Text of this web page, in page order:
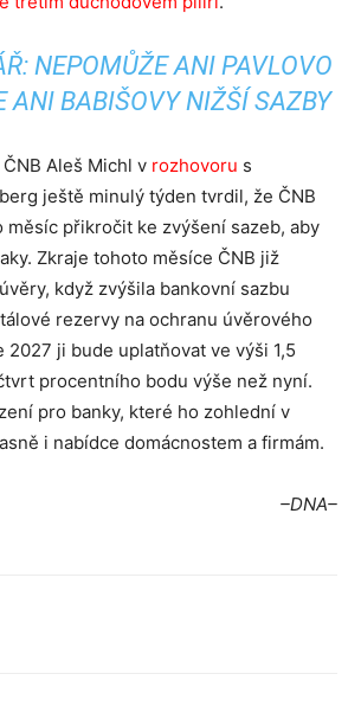
NEPOMŮŽE ANI PAVLOVO
ANI BABIŠOVY NIŽŠÍ SAZBY
Aleš Michl v rozhovoru s
ještě minulý týden tvrdil, že ČNB
měsíc přikročit ke zvýšení sazeb, aby
Zkraje tohoto měsíce ČNB již
když zvýšila bankovní sazbu
rezervy na ochranu úvěrového
2027 ji bude uplatňovat ve výši 1,5
procentního bodu výše než nyní.
pro banky, které ho zohlední v
i nabídce domácnostem a firmám.
–DNA–